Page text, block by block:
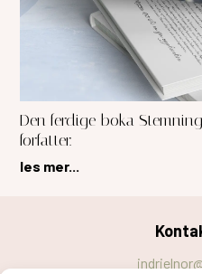
Den ferdige boka
forfatter.
les mer...